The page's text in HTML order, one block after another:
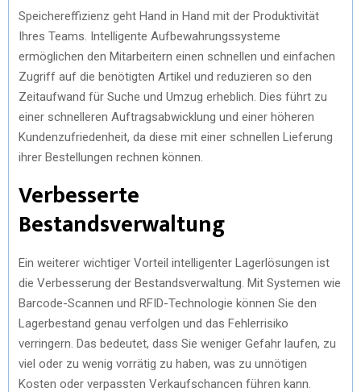
Speichereffizienz geht Hand in Hand mit der Produktivität
Ihres Teams. Intelligente Aufbewahrungssysteme
ermöglichen den Mitarbeitern einen schnellen und einfachen
Zugriff auf die benötigten Artikel und reduzieren so den
Zeitaufwand für Suche und Umzug erheblich. Dies führt zu
einer schnelleren Auftragsabwicklung und einer höheren
Kundenzufriedenheit, da diese mit einer schnellen Lieferung
ihrer Bestellungen rechnen können.
Verbesserte
Bestandsverwaltung
Ein weiterer wichtiger Vorteil intelligenter Lagerlösungen ist
die Verbesserung der Bestandsverwaltung. Mit Systemen wie
Barcode-Scannen und RFID-Technologie können Sie den
Lagerbestand genau verfolgen und das Fehlerrisiko
verringern. Das bedeutet, dass Sie weniger Gefahr laufen, zu
viel oder zu wenig vorrätig zu haben, was zu unnötigen
Kosten oder verpassten Verkaufschancen führen kann.